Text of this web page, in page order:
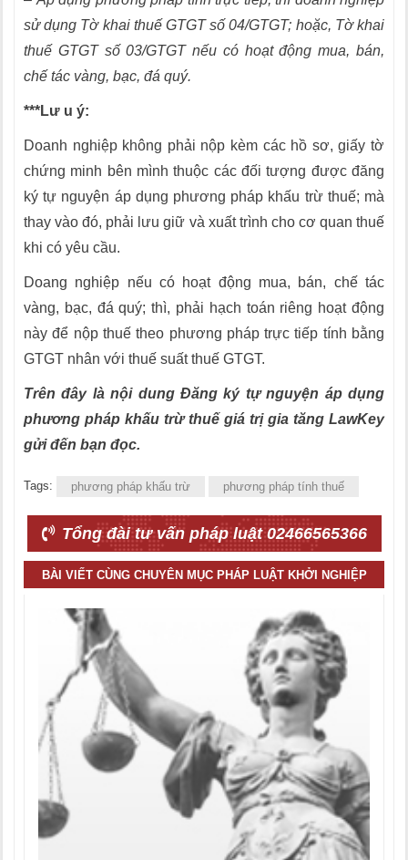
sử dụng Tờ khai thuế GTGT số 04/GTGT; hoặc, Tờ khai
thuế GTGT số 03/GTGT nếu có hoạt động mua, bán,
chế tác vàng, bạc, đá quý.
***Lư u ý:
Doanh nghiệp không phải nộp kèm các hồ sơ, giấy tờ
chứng minh bên mình thuộc các đối tượng được đăng
ký tự nguyện áp dụng phương pháp khấu trừ thuế; mà
thay vào đó, phải lưu giữ và xuất trình cho cơ quan thuế
khi có yêu cầu.
Doang nghiệp nếu có hoạt động mua, bán, chế tác
vàng, bạc, đá quý; thì, phải hạch toán riêng hoạt động
này để nộp thuế theo phương pháp trực tiếp tính bằng
GTGT nhân với thuế suất thuế GTGT.
Trên đây là nội dung Đăng ký tự nguyện áp dụng
phương pháp khấu trừ thuế giá trị gia tăng LawKey
gửi đến bạn đọc.
Tags: phương pháp khấu trừ phương pháp tính thuế
Tổng đài tư vấn pháp luật 02466565366
BÀI VIẾT CÙNG CHUYÊN MỤC PHÁP LUẬT KHỞI NGHIỆP